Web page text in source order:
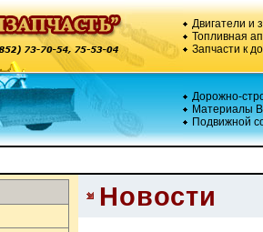
Двигатели и
Топливная
Запчасти к
Дорожно-
Материалы
Подвижной
Новости